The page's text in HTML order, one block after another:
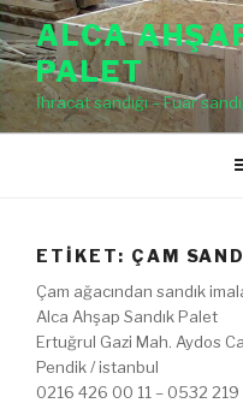
İçeriğe
geçALCA
PALET
İhracat sandığı – Fuar
ETIKET: ÇAM
Çam ağacından sandık
Alca Ahşap Sandık Palet
Ertuğrul Gazi Mah. Aydos
Pendik / istanbul
0216 426 00 11 – 0532 219